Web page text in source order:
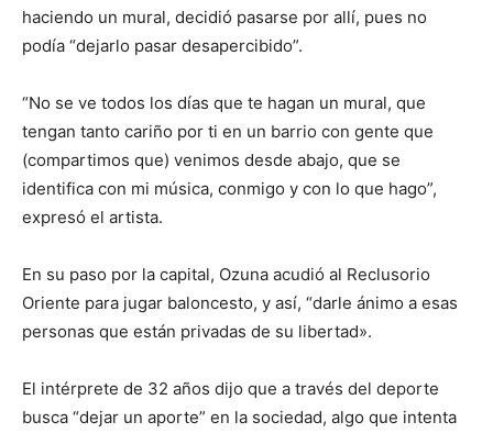
haciendo un mural, decidió pasarse por allí, pues no
podía “dejarlo pasar desapercibido”.
“No se ve todos los días que te hagan un mural, que
tengan tanto cariño por ti en un barrio con gente que
(compartimos que) venimos desde abajo, que se
identifica con mi música, conmigo y con lo que hago”,
expresó el artista.
En su paso por la capital, Ozuna acudió al Reclusorio
Oriente para jugar baloncesto, y así, “darle ánimo a esas
personas que están privadas de su libertad».
El intérprete de 32 años dijo que a través del deporte
busca “dejar un aporte” en la sociedad, algo que intenta